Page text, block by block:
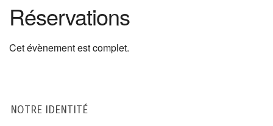
Réservations
Cet évènement est complet.
NOTRE IDENTITÉ